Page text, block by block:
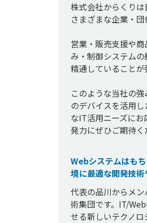
株式会社からくり
さまざまな企業・
営業・販売支援や
み・制御システム
精通していることが
このような当社の
のデバイスを活用
なIT活用ニーズに
発力にぜひご期待く
Webシステムはも
境に最適な開発技術
代表の品川からメ
術集団です。IT/
せる新しいテクノロ